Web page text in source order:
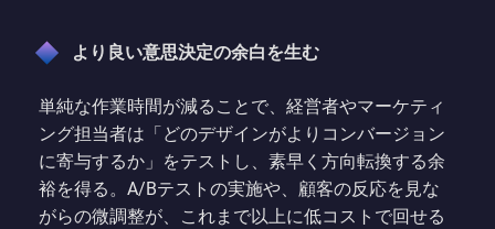
より良い意思決定の余白を生む
単純な作業時間が減ることで、経営者やマーケティ
ング担当者は「どのデザインがよりコンバージョン
に寄与するか」をテストし、素早く方向転換する余
裕を得る。A/Bテストの実施や、顧客の反応を見な
がらの微調整が、これまで以上に低コストで回せる